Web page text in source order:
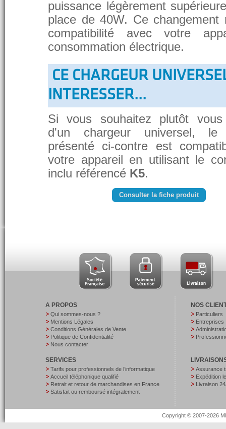
puissance légèrement
place de 40W. Ce
compatibilité avec votre
consommation électrique.
CE CHARGEUR
INTERESSER...
Si vous souhaitez plutôt vous
d'un chargeur universel, le
présenté ci-contre est
votre appareil en utilisant le
inclu référencé K5.
Consulter la fiche produit
A PROPOS
Qui sommes-nous ?
Mentions Légales
Conditions Générales de Vente
Politique de Confidentialité
Nous contacter
SERVICES
Tarifs pour professionnels de l’informatique
Accueil téléphonique qualifié
Retrait et retour de marchandises en France
Satisfait ou remboursé intégralement
NOS
Particuliers
Entreprises
Assurance
Expédition
Livraison
Copyright © 2007-2026